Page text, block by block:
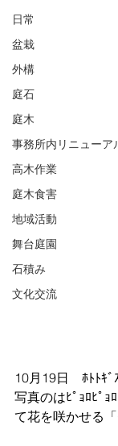
日常
盆栽
外構
庭石
庭木
事務所内リニューア
高木作業
庭木食害
地域活動
舞台庭園
石積み
文化交流
10月19日　ﾎﾄﾄｷ
写真のはﾋﾟｮﾛﾋﾟ
て花を咲かせる「